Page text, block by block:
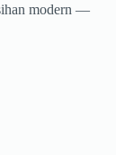
modern —